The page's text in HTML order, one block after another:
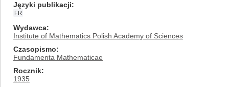
Języki publikacji
FR
Wydawca
Institute of Mathematics Polish Academy of Sciences
Czasopismo
Fundamenta Mathematicae
Rocznik
1935